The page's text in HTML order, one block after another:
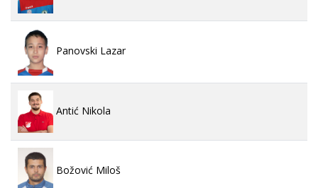
Panovski Lazar
Antić Nikola
Božović Miloš